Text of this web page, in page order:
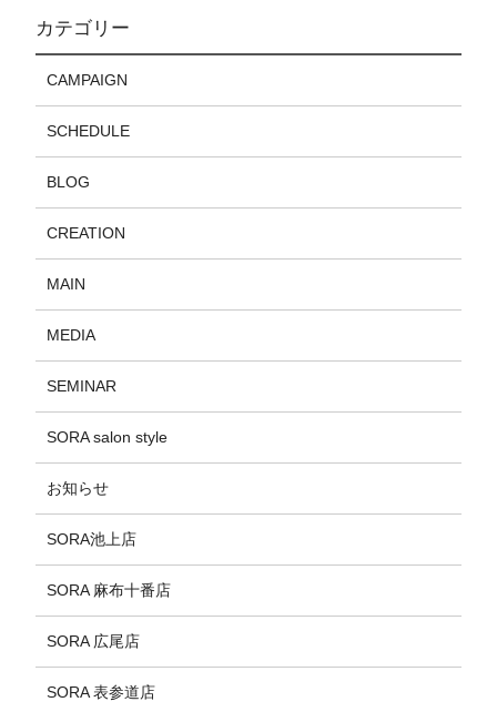
カテゴリー
CAMPAIGN
SCHEDULE
BLOG
CREATION
MAIN
MEDIA
SEMINAR
SORA salon style
お知らせ
SORA池上店
SORA 麻布十番店
SORA 広尾店
SORA 表参道店